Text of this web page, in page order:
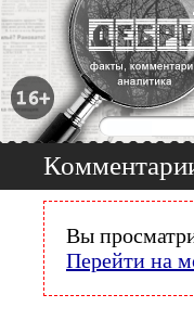
Вы
Перейти на